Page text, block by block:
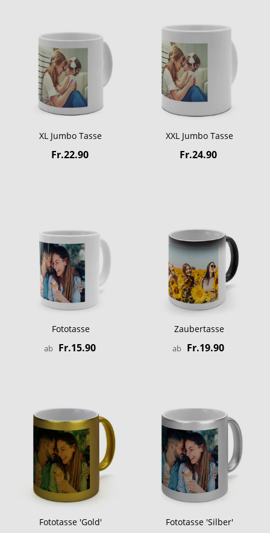
XL Jumbo Tasse
Fr.22.90
XXL Jumbo Tasse
Fr.24.90
Fototasse
ab Fr.15.90
Zaubertasse
ab Fr.19.90
Fototasse 'Gold' Fototasse 'Silber'